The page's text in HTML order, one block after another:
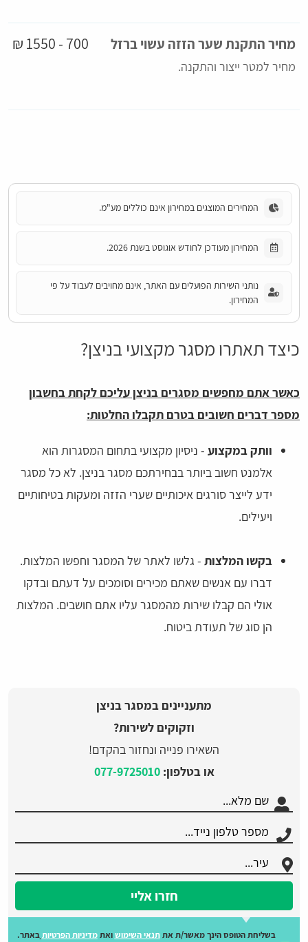
מחיר התקנת שער הזזה עשוי ברזל
מחיר למטר ייצור והתקנה.
700 - 1550 ₪
המחירים המוצגים במחירון אינם כוללים מע"מ.
המחירון מעודכן לחודש אוגוסט בשנת 2026.
נותני השירות הפועלים עם האתר, אינם מחויבים לעבוד על פי
המחירון.
כיצד תאתרו מסגר מקצועי בניצן?
כאשר אתם מחפשים מסגרים בניצן עליכם לקחת בחשבון
מספר דברים חשובים בטרם תקבלו החלטות:
וותק במקצוע - ניסיון מקצועי בתחום המסגרות הוא
אלמנט חשוב ביותר בבחירתכם מסגר בניצן. לא כל מסגר
ידע לייצר סורגים איכותיים שערי הזזה ומעקות בטיחותיים
ויעילים.
בקשו המלצות - גלשו לאתר של המסגר וחפשו המלצות.
דברו עם אנשים שאתם מכירים וסומכים על דעתם ובדקו
אולי הם קבלו שירות מהמסגר עליו אתם חושבים. המלצות
הן סוג של תעודת ביטוח.
מתעניינים במסגר בניצן
וזקוקים לשירות?
השאירו פנייה ונחזור בהקדם!
או בטלפון:077-9725010
חזרו אליי
בשליחת הטופס הינך מאשר/ת אתתנאי השימושואתמדיניות הפרטיות באתר.